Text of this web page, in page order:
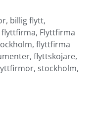
, billig flytt,
flyttfirma, Flyttfirma
, flyttfirma
, flyttskojare,
, stockholm,